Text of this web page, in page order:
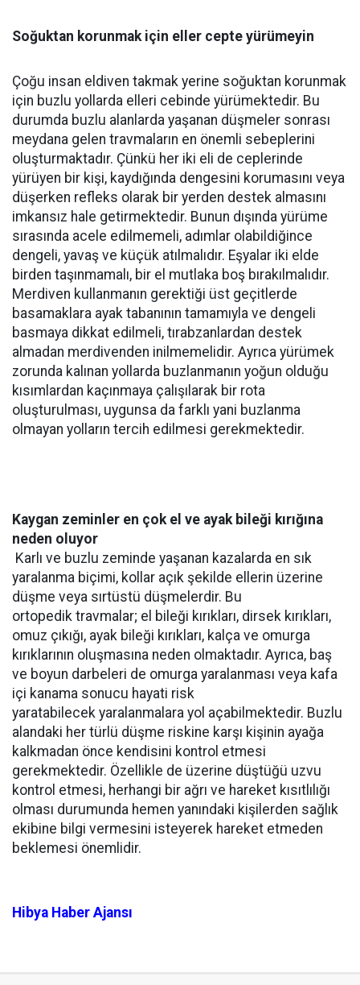
Soğuktan korunmak için eller cepte yürümeyin
Çoğu insan eldiven takmak yerine soğuktan korunmak
için buzlu yollarda elleri cebinde yürümektedir. Bu
durumda buzlu alanlarda yaşanan düşmeler sonrası
meydana gelen travmaların en önemli sebeplerini
oluşturmaktadır. Çünkü her iki eli de ceplerinde
yürüyen bir kişi, kaydığında dengesini korumasını veya
düşerken refleks olarak bir yerden destek almasını
imkansız hale getirmektedir. Bunun dışında yürüme
sırasında acele edilmemeli, adımlar olabildiğince
dengeli, yavaş ve küçük atılmalıdır. Eşyalar iki elde
birden taşınmamalı, bir el mutlaka boş bırakılmalıdır.
Merdiven kullanmanın gerektiği üst geçitlerde
basamaklara ayak tabanının tamamıyla ve dengeli
basmaya dikkat edilmeli, tırabzanlardan destek
almadan merdivenden inilmemelidir. Ayrıca yürümek
zorunda kalınan yollarda buzlanmanın yoğun olduğu
kısımlardan kaçınmaya çalışılarak bir rota
oluşturulması, uygunsa da farklı yani buzlanma
olmayan yolların tercih edilmesi gerekmektedir.
Kaygan zeminler en çok el ve ayak bileği kırığına
neden oluyor
Karlı ve buzlu zeminde yaşanan kazalarda en sık
yaralanma biçimi, kollar açık şekilde ellerin üzerine
düşme veya sırtüstü düşmelerdir. Bu
ortopedik travmalar; el bileği kırıkları, dirsek kırıkları,
omuz çıkığı, ayak bileği kırıkları, kalça ve omurga
kırıklarının oluşmasına neden olmaktadır. Ayrıca, baş
ve boyun darbeleri de omurga yaralanması veya kafa
içi kanama sonucu hayati risk
yaratabilecek yaralanmalara yol açabilmektedir. Buzlu
alandaki her türlü düşme riskine karşı kişinin ayağa
kalkmadan önce kendisini kontrol etmesi
gerekmektedir. Özellikle de üzerine düştüğü uzvu
kontrol etmesi, herhangi bir ağrı ve hareket kısıtlılığı
olması durumunda hemen yanındaki kişilerden sağlık
ekibine bilgi vermesini isteyerek hareket etmeden
beklemesi önemlidir.
Hibya Haber Ajansı